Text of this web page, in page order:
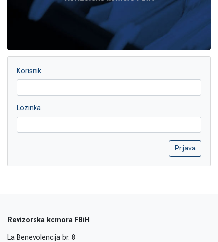
Korisnik
Lozinka
Revizorska komora FBiH
La Benevolencija br. 8